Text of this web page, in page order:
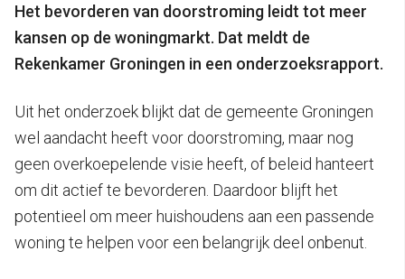
Het bevorderen van doorstroming leidt tot meer
kansen op de woningmarkt. Dat meldt de
Rekenkamer Groningen in een onderzoeksrapport.
Uit het onderzoek blijkt dat de gemeente Groningen
wel aandacht heeft voor doorstroming, maar nog
geen overkoepelende visie heeft, of beleid hanteert
om dit actief te bevorderen. Daardoor blijft het
potentieel om meer huishoudens aan een passende
woning te helpen voor een belangrijk deel onbenut.